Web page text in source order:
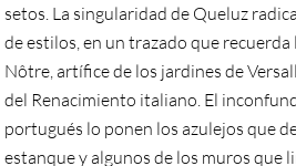
setos. La singularidad de Queluz
de estilos, en un trazado que recuerda
Nôtre, artífice de los jardines de
del Renacimiento italiano. El
portugués lo ponen los azulejos que
estanque y algunos de los muros que